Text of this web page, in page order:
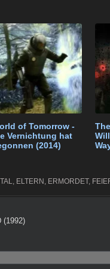
di
t
s
A
p
p
g
er
of Tomorrow -
Vernichtung hat
(2014)
, ELTERN , ERMORDET,
(1992)